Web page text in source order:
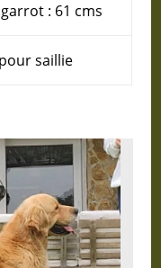
: 61 cms
saillie